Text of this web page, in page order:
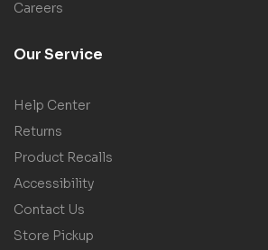
Careers
Our Service
Help Center
Returns
Product Recalls
Accessibility
Contact Us
Store Pickup